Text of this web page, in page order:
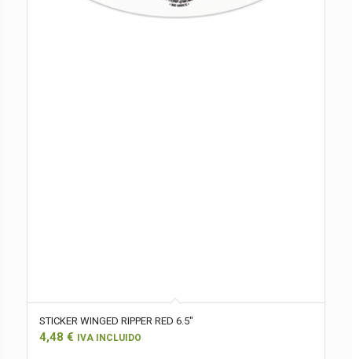
STICKER WINGED RIPPER RED 6.5″
4,48 € IVA INCLUIDO